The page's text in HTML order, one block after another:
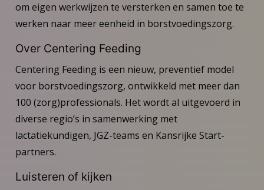
om eigen werkwijzen te versterken en samen toe te
werken naar meer eenheid in borstvoedingszorg.
Over Centering Feeding
Centering Feeding is een nieuw, preventief model
voor borstvoedingszorg, ontwikkeld met meer dan
100 (zorg)professionals. Het wordt al uitgevoerd in
diverse regio’s in samenwerking met
lactatiekundigen, JGZ-teams en Kansrijke Start-
partners.
Luisteren of kijken